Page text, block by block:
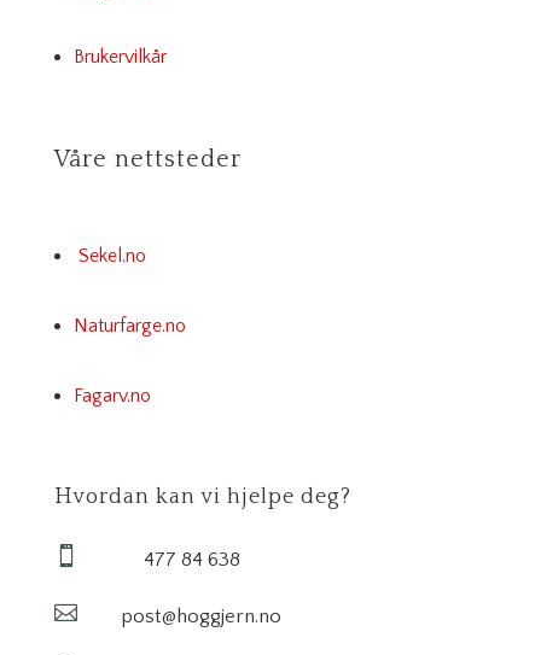
Brukervilkår
Våre nettsteder
Sekel.no
Naturfarge.no
Fagarv.no
Hvordan kan vi hjelpe deg?
 477 84 638
 post@hoggjern.no